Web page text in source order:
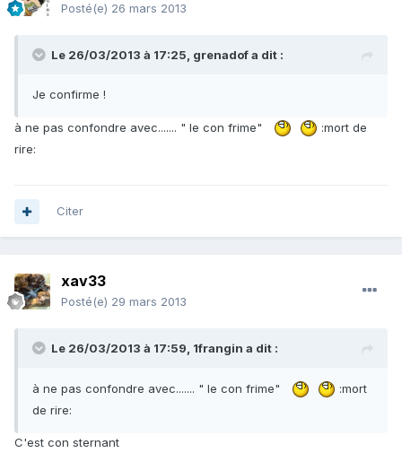
Posté(e) 26 mars 2013
Le 26/03/2013 à 17:25, grenadof a dit :
Je confirme !
à ne pas confondre avec....... " le con frime"
:mort de
rire:
Citer
xav33
Posté(e) 29 mars 2013
Le 26/03/2013 à 17:59, 1frangin a dit :
à ne pas confondre avec....... " le con frime"
:mort
de rire:
C'est con sternant